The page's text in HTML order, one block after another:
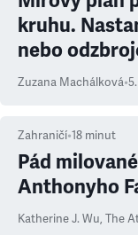
kruhu.
nebo
Zuzana Machálková•
Zahraničí•18 minut
Pád
Anthonyho
Katherine J. Wu, The